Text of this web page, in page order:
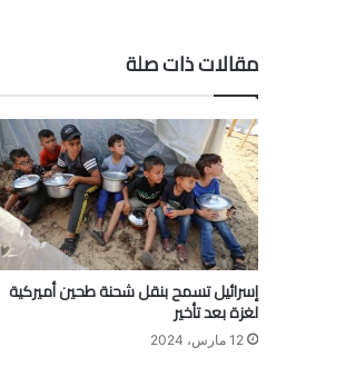
مقالات ذات صلة
إسرائيل تسمح بنقل شحنة طحين أميركية
لغزة بعد تأخير
12 مارس، 2024